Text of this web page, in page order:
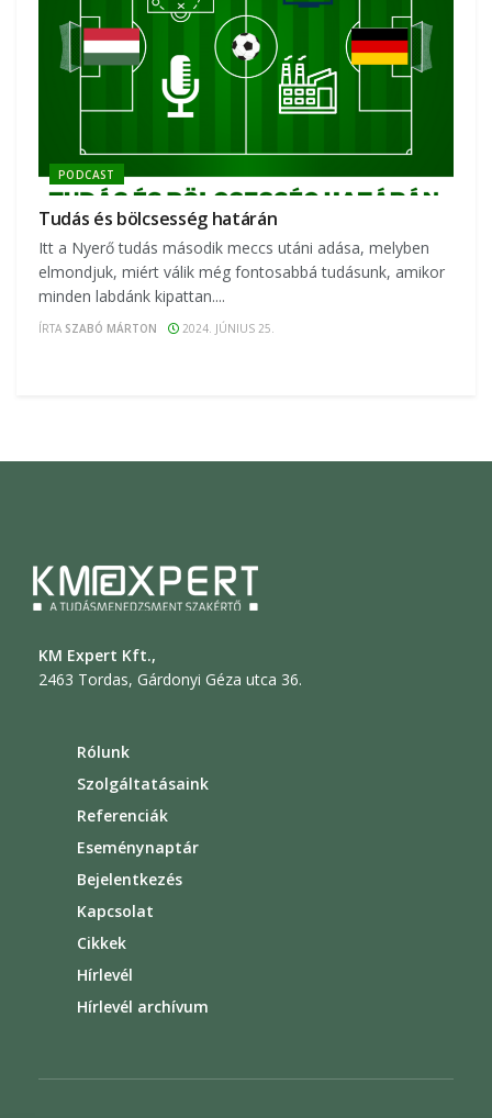
PODCAST
Tudás és bölcsesség határán
Itt a Nyerő tudás második meccs utáni adása, melyben
elmondjuk, miért válik még fontosabbá tudásunk, amikor
minden labdánk kipattan....
ÍRTA SZABÓ MÁRTON 2024. JÚNIUS 25.
KM Expert Kft.,
2463 Tordas, Gárdonyi Géza utca 36.
Rólunk
Szolgáltatásaink
Referenciák
Eseménynaptár
Bejelentkezés
Kapcsolat
Cikkek
Hírlevél
Hírlevél archívum